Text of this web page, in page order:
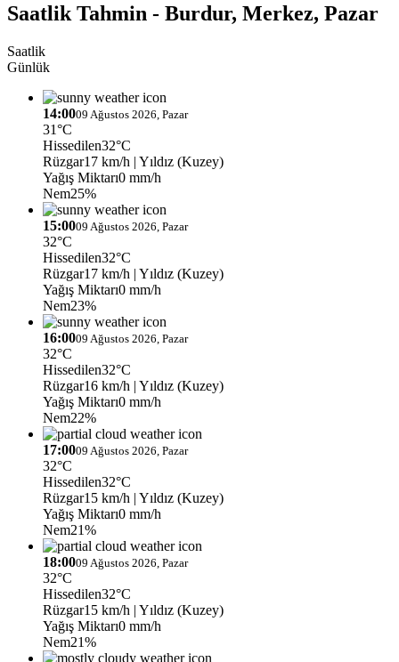
Saatlik Tahmin - Burdur, Merkez, Pazar
Saatlik
Günlük
14:0009 Ağustos 2026, Pazar
31°C
Hissedilen32°C
Rüzgar17 km/h | Yıldız (Kuzey)
Yağış Miktarı0 mm/h
Nem25%
15:0009 Ağustos 2026, Pazar
32°C
Hissedilen32°C
Rüzgar17 km/h | Yıldız (Kuzey)
Yağış Miktarı0 mm/h
Nem23%
16:0009 Ağustos 2026, Pazar
32°C
Hissedilen32°C
Rüzgar16 km/h | Yıldız (Kuzey)
Yağış Miktarı0 mm/h
Nem22%
17:0009 Ağustos 2026, Pazar
32°C
Hissedilen32°C
Rüzgar15 km/h | Yıldız (Kuzey)
Yağış Miktarı0 mm/h
Nem21%
18:0009 Ağustos 2026, Pazar
32°C
Hissedilen32°C
Rüzgar15 km/h | Yıldız (Kuzey)
Yağış Miktarı0 mm/h
Nem21%